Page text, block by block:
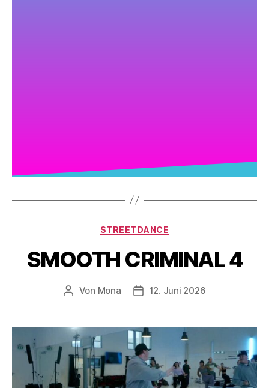
STREETDANCE
SMOOTH CRIMINAL 4
Von Mona 12. Juni 2026